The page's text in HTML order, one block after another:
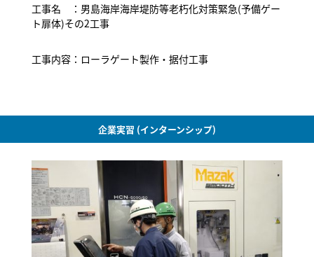
工事名 ：男島海岸海岸堤防等老朽化対策緊急(予備ゲー
ト扉体)その2工事
工事内容：ローラゲート製作・据付工事
企業実習 (インターンシップ)